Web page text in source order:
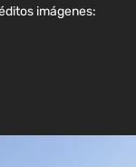
imágenes: